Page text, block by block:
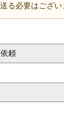
る必要はござい